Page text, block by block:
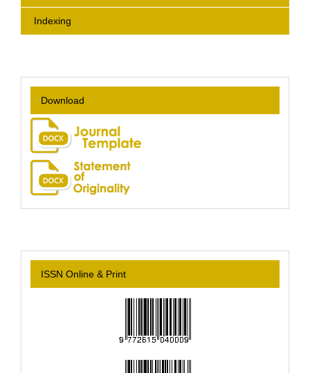
Indexing
Download
ISSN Online & Print